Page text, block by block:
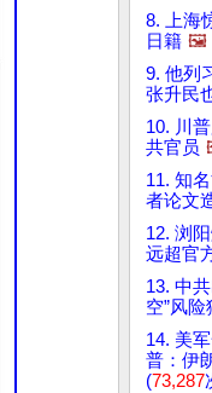
8. 上海
日籍 🖼️
9. 他列
张升民
10. 川
共官员
11. 知
者论文
12. 浏
远超官
13. 中
空”风险
14. 美
普：伊
(73,287